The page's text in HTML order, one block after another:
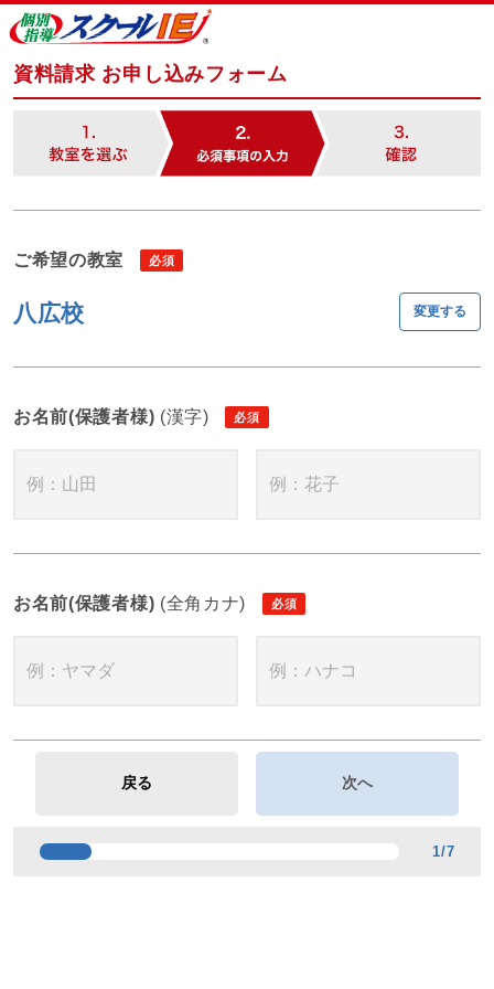
資料請求 お申し込みフォーム
ご希望の教室
八広校 変更する
お名前(保護者様) (漢字)
お名前(保護者様) (全角カナ)
1/7